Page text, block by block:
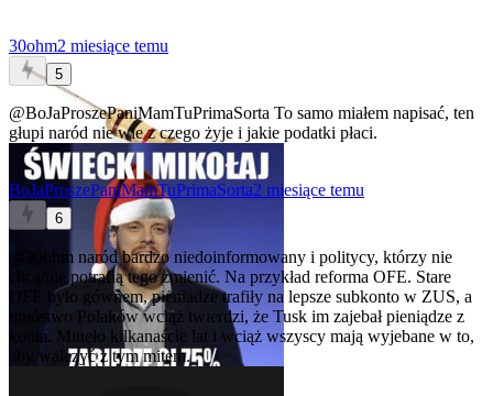
30ohm2 miesiące temu
5
@BoJaProszePaniMamTuPrimaSorta To samo miałem napisać, ten
głupi naród nie wie z czego żyje i jakie podatki płaci.
BoJaProszePaniMamTuPrimaSorta2 miesiące temu
6
@30ohm naród bardzo niedoinformowany i politycy, którzy nie
chcą/nie potrafią tego zmienić. Na przykład reforma OFE. Stare
OFE było gównem, pieniadze trafiły na lepsze subkonto w ZUS, a
mnóstwo Polaków wciąż twierdzi, że Tusk im zajebał pieniądze z
konta. Minęło kilkanaście lat i wciąż wszyscy mają wyjebane w to,
aby walczyć z tym mitem.